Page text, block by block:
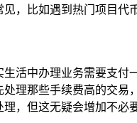
，比如遇到热门项目代
活中办理业务需要支
理那些手续费高的交
，但这无疑会增加不必